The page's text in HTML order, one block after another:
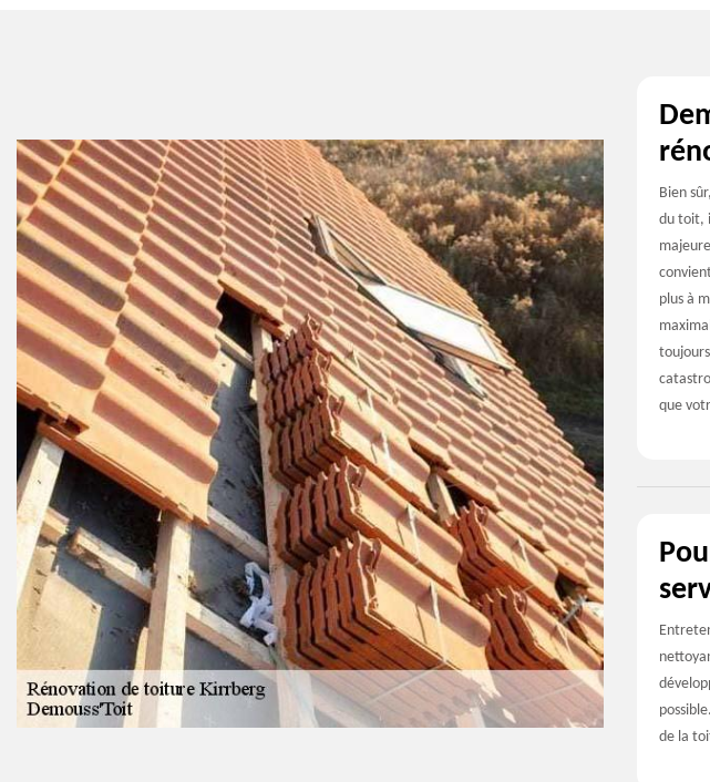
Bien
du toit,
plus à
que
de la